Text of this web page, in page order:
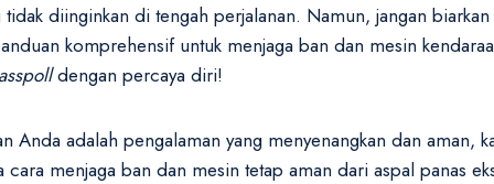
diinginkan di tengah perjalanan. Namun, jangan
komprehensif untuk menjaga ban dan mesin
dengan percaya diri!
Anda adalah pengalaman yang menyenangkan dan aman,
menjaga ban dan mesin tetap aman dari aspal panas